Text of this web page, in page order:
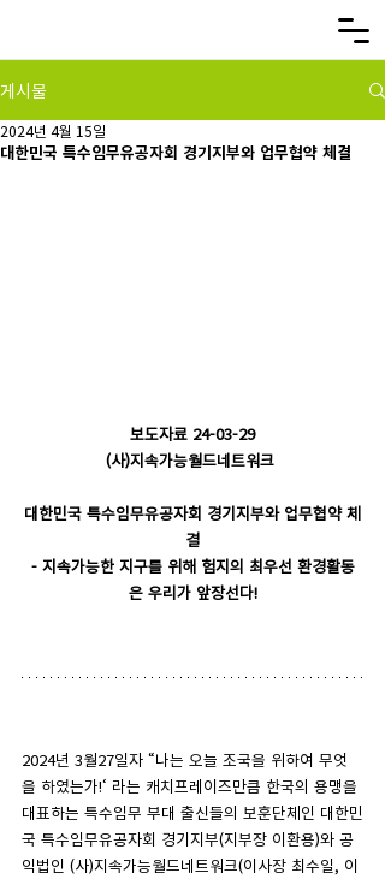
게시물
대한민국 특수임무유공자회 경기지부와 업무협약 체결
2024년 4월 15일
보도자료 24-03-29
(사)지속가능월드네트워크
대한민국 특수임무유공자회 경기지부와 업무협약 체
결
- 지속가능한 지구를 위해 험지의 최우선 환경활동
은 우리가 앞장선다!
2024년 3월27일자 “나는 오늘 조국을 위하여 무엇
을 하였는가!‘ 라는 캐치프레이즈만큼 한국의 용맹을
대표하는 특수임무 부대 출신들의 보훈단체인 대한민
국 특수임무유공자회 경기지부(지부장 이환용)와 공
익법인 (사)지속가능월드네트워크(이사장 최수일, 이